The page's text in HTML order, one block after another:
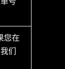
您在
们